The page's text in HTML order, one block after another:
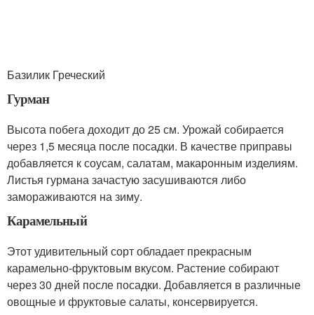
Базилик Греческий
Гурман
Высота побега доходит до 25 см. Урожай собирается
через 1,5 месяца после посадки. В качестве приправы
добавляется к соусам, салатам, макаронным изделиям.
Листья гурмана зачастую засушиваются либо
замораживаются на зиму.
Карамельный
Этот удивительный сорт обладает прекрасным
карамельно-фруктовым вкусом. Растение собирают
через 30 дней после посадки. Добавляется в различные
овощные и фруктовые салаты, консервируется.